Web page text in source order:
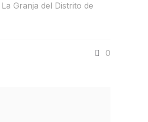
Granja del Distrito de
0